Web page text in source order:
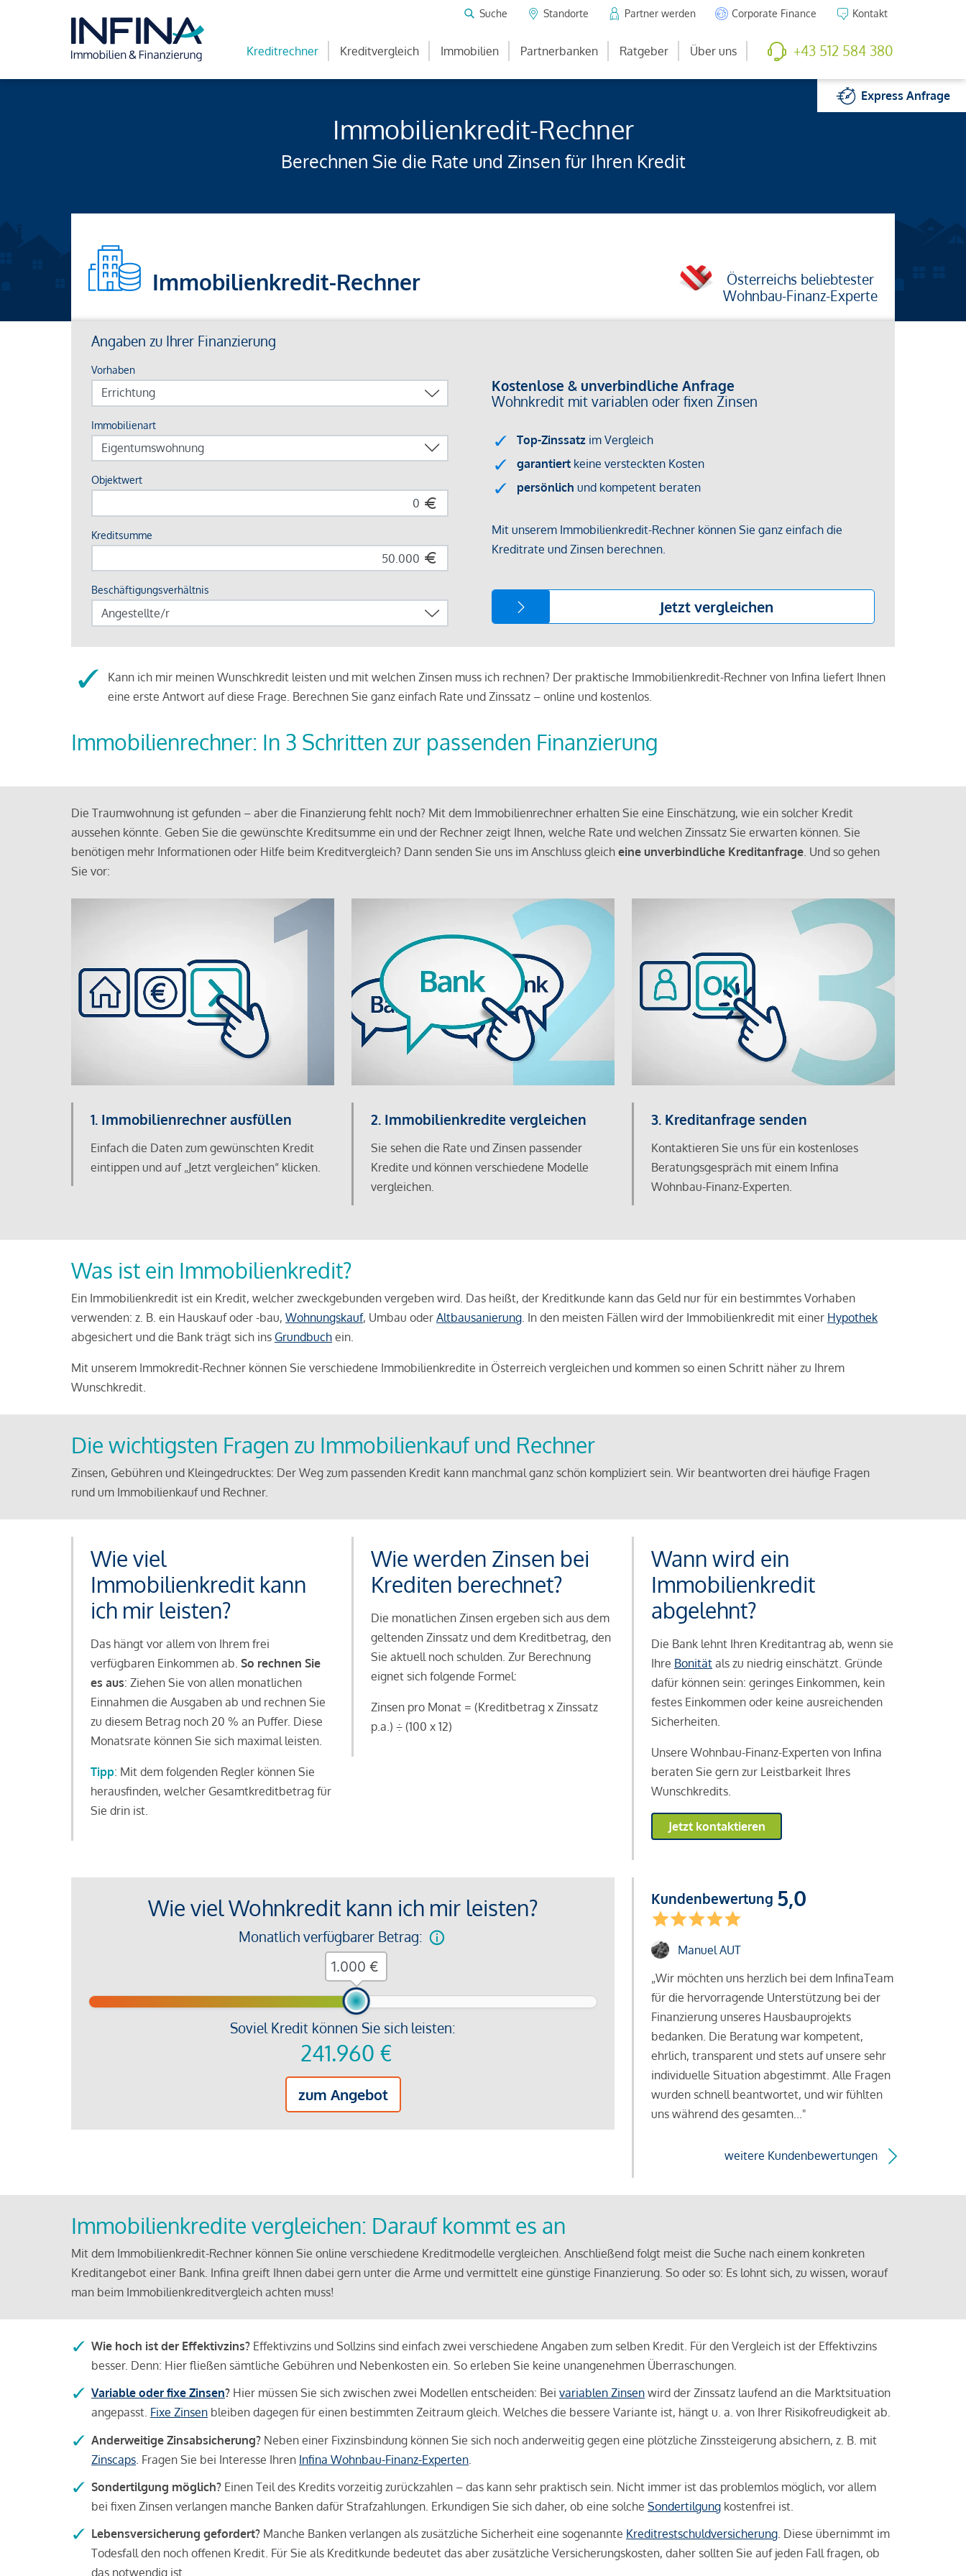
Suche Standorte Partner werden Corporate Finance Kontakt
Kreditrechner Kreditvergleich Immobilien Partnerbanken Ratgeber Über uns +43 512 584 380
ExpressAnfrage
Immobilienkredit-Rechner
Berechnen Sie die Rate und Zinsen für Ihren Kredit
Immobilienkredit-Rechner
Österreichs beliebtester
Wohnbau-Finanz-Experte
Kann ich mir meinen Wunschkredit leisten und mit welchen Zinsen muss ich rechnen? Der praktische Immobilienkredit-Rechner von Infina liefert Ihnen
eine erste Antwort auf diese Frage. Berechnen Sie ganz einfach Rate und Zinssatz – online und kostenlos.
Immobilienrechner: In 3 Schritten zur passenden Finanzierung
Die Traumwohnung ist gefunden – aber die Finanzierung fehlt noch? Mit dem Immobilienrechner erhalten Sie eine Einschätzung, wie ein solcher Kredit
aussehen könnte. Geben Sie die gewünschte Kreditsumme ein und der Rechner zeigt Ihnen, welche Rate und welchen Zinssatz Sie erwarten können. Sie
benötigen mehr Informationen oder Hilfe beim Kreditvergleich? Dann senden Sie uns im Anschluss gleich eine unverbindliche Kreditanfrage. Und so gehen
Sie vor:
1. Immobilienrechner ausfüllen
Einfach die Daten zum gewünschten Kredit
eintippen und auf „Jetzt vergleichen“ klicken.
2. Immobilienkredite vergleichen
Sie sehen die Rate und Zinsen passender
Kredite und können verschiedene Modelle
vergleichen.
3. Kreditanfrage senden
Kontaktieren Sie uns für ein kostenloses
Beratungsgespräch mit einem Infina
Wohnbau-Finanz-Experten.
Was ist ein Immobilienkredit?
Ein Immobilienkredit ist ein Kredit, welcher zweckgebunden vergeben wird. Das heißt, der Kreditkunde kann das Geld nur für ein bestimmtes Vorhaben
verwenden: z. B. ein Hauskauf oder -bau, Wohnungskauf, Umbau oder Altbausanierung. In den meisten Fällen wird der Immobilienkredit mit einer Hypothek
abgesichert und die Bank trägt sich ins Grundbuch ein.
Mit unserem Immokredit-Rechner können Sie verschiedene Immobilienkredite in Österreich vergleichen und kommen so einen Schritt näher zu Ihrem
Wunschkredit.
Die wichtigsten Fragen zu Immobilienkauf und Rechner
Zinsen, Gebühren und Kleingedrucktes: Der Weg zum passenden Kredit kann manchmal ganz schön kompliziert sein. Wir beantworten drei häufige Fragen
rund um Immobilienkauf und Rechner.
Wie viel
Immobilienkredit kann
ich mir leisten?
Das hängt vor allem von Ihrem frei
verfügbaren Einkommen ab. So rechnen Sie
es aus: Ziehen Sie von allen monatlichen
Einnahmen die Ausgaben ab und rechnen Sie
zu diesem Betrag noch 20 % an Puffer. Diese
Monatsrate können Sie sich maximal leisten.
Tipp: Mit dem folgenden Regler können Sie
herausfinden, welcher Gesamtkreditbetrag für
Sie drin ist.
Wie werden Zinsen bei
Krediten berechnet?
Die monatlichen Zinsen ergeben sich aus dem
geltenden Zinssatz und dem Kreditbetrag, den
Sie aktuell noch schulden. Zur Berechnung
eignet sich folgende Formel:
Zinsen pro Monat = (Kreditbetrag x Zinssatz
p.a.) ÷ (100 x 12)
Wann wird ein
Immobilienkredit
abgelehnt?
Die Bank lehnt Ihren Kreditantrag ab, wenn sie
Ihre Bonitätals zu niedrig einschätzt. Gründe
dafür können sein: geringes Einkommen, kein
festes Einkommen oder keine ausreichenden
Sicherheiten.
Unsere Wohnbau-Finanz-Experten von Infina
beraten Sie gern zur Leistbarkeit Ihres
Wunschkredits.
Jetzt kontaktieren
Wie viel Wohnkredit kann ich mir leisten?
Monatlich verfügbarer Betrag:
Soviel Kredit können Sie sich leisten:
241.960 €
zum Angebot
€
Kundenbewertung 5,0
Manuel AUT
„Wir möchten uns herzlich bei dem InfinaTeam
für die hervorragende Unterstützung bei der
Finanzierung unseres Hausbauprojekts
bedanken. Die Beratung war kompetent,
ehrlich, transparent und stets auf unsere sehr
individuelle Situation abgestimmt. Alle Fragen
wurden schnell beantwortet, und wir fühlten
uns während des gesamten..."
weitere Kundenbewertungen
Immobilienkredite vergleichen: Darauf kommt es an
Mit dem Immobilienkredit-Rechner können Sie online verschiedene Kreditmodelle vergleichen. Anschließend folgt meist die Suche nach einem konkreten
Kreditangebot einer Bank. Infina greift Ihnen dabei gern unter die Arme und vermittelt eine günstige Finanzierung. So oder so: Es lohnt sich, zu wissen, worauf
man beim Immobilienkreditvergleich achten muss!
Wie hoch ist der Effektivzins? Effektivzins und Sollzins sind einfach zwei verschiedene Angaben zum selben Kredit. Für den Vergleich ist der Effektivzins
besser. Denn: Hier fließen sämtliche Gebühren und Nebenkosten ein. So erleben Sie keine unangenehmen Überraschungen.
Variable oder fixe Zinsen? Hier müssen Sie sich zwischen zwei Modellen entscheiden: Bei variablen Zinsen wird der Zinssatz laufend an die Marktsituation
angepasst. Fixe Zinsen bleiben dagegen für einen bestimmten Zeitraum gleich. Welches die bessere Variante ist, hängt u. a. von Ihrer Risikofreudigkeit ab.
Anderweitige Zinsabsicherung? Neben einer Fixzinsbindung können Sie sich noch anderweitig gegen eine plötzliche Zinssteigerung absichern, z. B. mit
Zinscaps . Fragen Sie bei Interesse Ihren Infina Wohnbau-Finanz-Experten
Sondertilgung möglich? Einen Teil des Kredits vorzeitig zurückzahlen – das kann sehr praktisch sein. Nicht immer ist das problemlos möglich, vor allem
bei fixen Zinsen verlangen manche Banken dafür Strafzahlungen. Erkundigen Sie sich daher, ob eine solche Sondertilgung kostenfrei ist.
Lebensversicherung gefordert? Manche Banken verlangen als zusätzliche Sicherheit eine sogenannte Kreditrestschuldversicherung . Diese übernimmt im
Todesfall den noch offenen Kredit. Für Sie als Kreditkunde bedeutet das aber zusätzliche Versicherungskosten, daher sollten Sie auf jeden Fall fragen, ob
das notwendig ist.